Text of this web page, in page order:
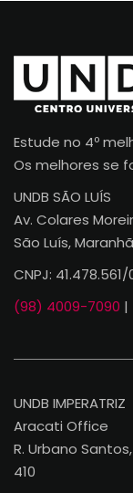
Estude no 4º
Os melhores se
UNDB SÃO LUÍS
Av. Colares
São Luís,
CNPJ:
(98) 4009-7090 |
UNDB IMPERATRIZ
Aracati Office
R. Urbano
410